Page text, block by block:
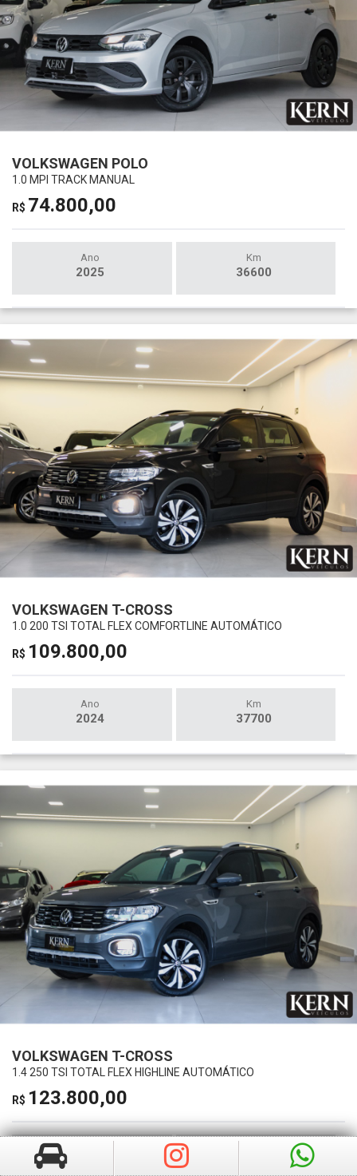
VOLKSWAGEN POLO
1.0 MPI TRACK MANUAL
R$ 74.800,00
Ano
2025
Km
36600
VOLKSWAGEN T-CROSS
1.0 200 TSI TOTAL FLEX COMFORTLINE AUTOMÁTICO
R$ 109.800,00
Ano
2024
Km
37700
VOLKSWAGEN T-CROSS
1.4 250 TSI TOTAL FLEX HIGHLINE AUTOMÁTICO
R$ 123.800,00